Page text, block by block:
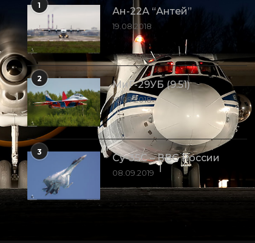
1
Ан-22А “Антей”
19.08.2018
2
МиГ-29УБ (9.51)
10.09.2018
3
Су-35С – ВВС России
08.09.2019